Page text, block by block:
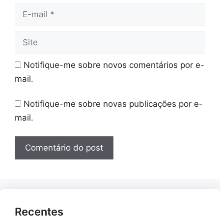
Site
Notifique-me sobre novos comentários por e-
mail.
Notifique-me sobre novas publicações por e-
mail.
Recentes